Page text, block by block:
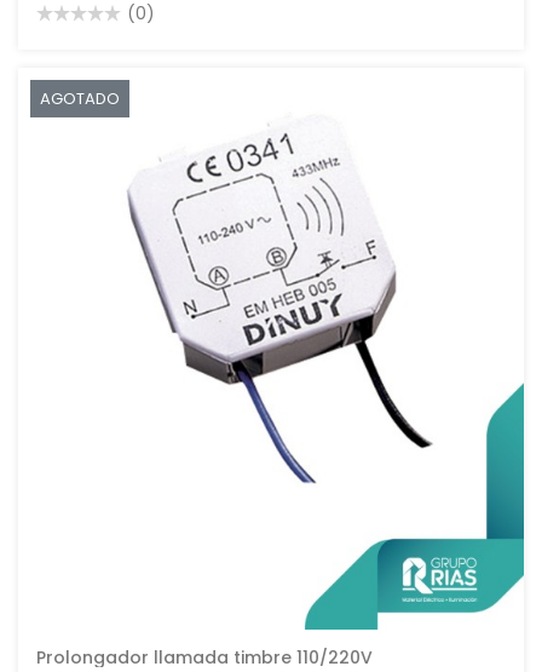
(0)
AGOTADO
Prolongador llamada timbre 110/220V